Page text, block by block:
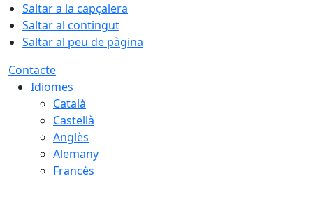
Saltar a la capçalera
Saltar al contingut
Saltar al peu de pàgina
Contacte
Idiomes
Català
Castellà
Anglès
Alemany
Francès